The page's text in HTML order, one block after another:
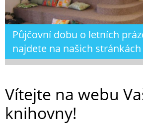
Půjčovní dobu o letních
najdete na našich
Vítejte na webu
knihovny!